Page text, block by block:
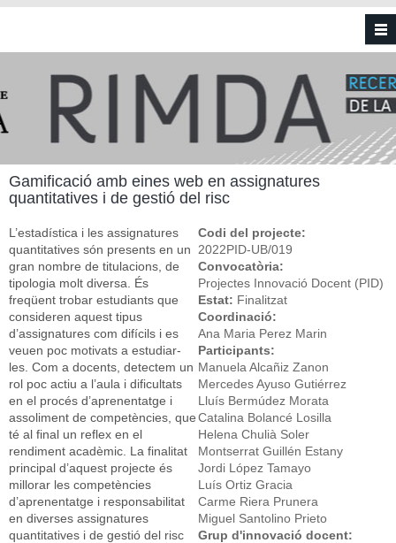
Vés al contingut
Gamificació amb eines web en assignatures
quantitatives i de gestió del risc
L’estadística i les assignatures
quantitatives són presents en un
gran nombre de titulacions, de
tipologia molt diversa. És
freqüent trobar estudiants que
consideren aquest tipus
d’assignatures com difícils i es
veuen poc motivats a estudiar-
les. Com a docents, detectem un
rol poc actiu a l’aula i dificultats
en el procés d’aprenentatge i
assoliment de competències, que
té al final un reflex en el
rendiment acadèmic. La finalitat
principal d’aquest projecte és
millorar les competències
d’aprenentatge i responsabilitat
en diverses assignatures
quantitatives i de gestió del risc
Codi del projecte:
2022PID-UB/019
Convocatòria:
Projectes Innovació Docent (PID)
Estat: Finalitzat
Coordinació:
Ana Maria Perez Marin
Participants:
Manuela Alcañiz Zanon
Mercedes Ayuso Gutiérrez
Lluís Bermúdez Morata
Catalina Bolancé Losilla
Helena Chulià Soler
Montserrat Guillén Estany
Jordi López Tamayo
Luís Ortiz Gracia
Carme Riera Prunera
Miguel Santolino Prieto
Grup d'innovació docent: